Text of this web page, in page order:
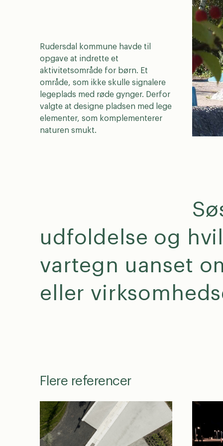
v
n
*
E
m
a
i
l
*
T
e
l
e
Rudersdal kommune havde til
opgave at indrette et
aktivitetsområde for børn. Et
område, som ikke skulle signalere
legeplads med røde gynger. Derfor
valgte at designe pladsen med lege
elementer, som komplementerer
naturen smukt.
udfoldelse og
vartegn uanset
eller
Flere referencer